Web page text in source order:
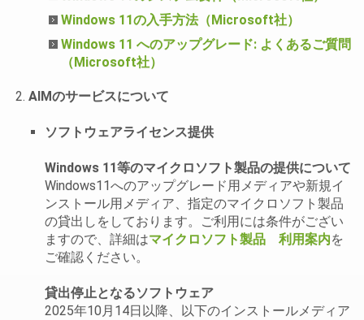
Windows 11の入手方法（Microsoft社）
Windows 11 へのアップグレード: よくあるご質問
（Microsoft社）
AIMのサービスについて
ソフトウェアライセンス提供
Windows 11等のマイクロソフト製品の提供について
Windows11へのアップグレード用メディアや新規イ
ンストール用メディア、指定のマイクロソフト製品
の貸出しをしております。ご利用には条件がござい
ますので、詳細はマイクロソフト製品 利用案内を
ご確認ください。
貸出停止となるソフトウェア
2025年10月14日以降、以下のインストールメディア